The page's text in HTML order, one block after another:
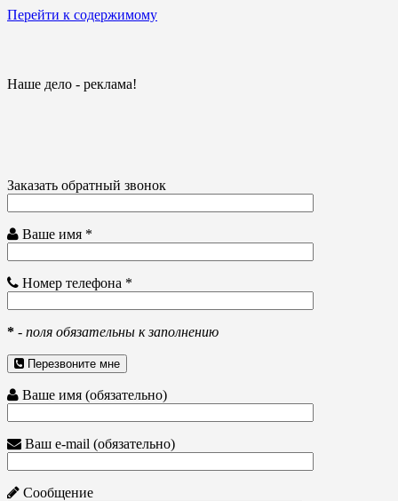
Перейти к содержимому
Наше дело - реклама!
Заказать обратный звонок
Ваше имя *
Номер телефона *
* - поля обязательны к заполнению
Перезвоните мне
Ваше имя (обязательно)
Ваш e-mail (обязательно)
Сообщение